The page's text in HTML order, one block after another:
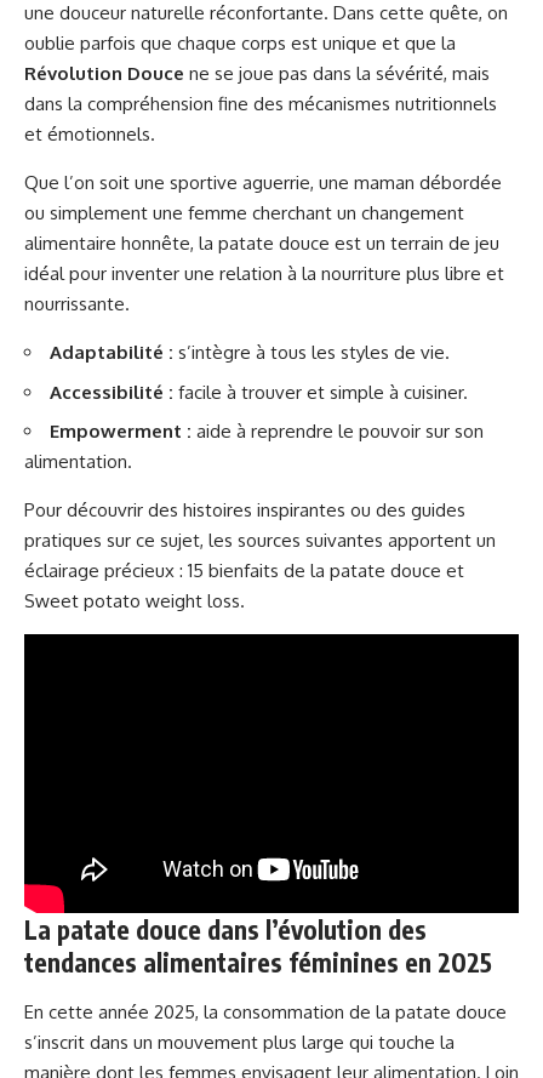
une douceur naturelle réconfortante. Dans cette quête, on
oublie parfois que chaque corps est unique et que la
Révolution Douce ne se joue pas dans la sévérité, mais
dans la compréhension fine des mécanismes nutritionnels
et émotionnels.
Que l’on soit une sportive aguerrie, une maman débordée
ou simplement une femme cherchant un changement
alimentaire honnête, la patate douce est un terrain de jeu
idéal pour inventer une relation à la nourriture plus libre et
nourrissante.
Adaptabilité : s’intègre à tous les styles de vie.
Accessibilité : facile à trouver et simple à cuisiner.
Empowerment : aide à reprendre le pouvoir sur son
alimentation.
Pour découvrir des histoires inspirantes ou des guides
pratiques sur ce sujet, les sources suivantes apportent un
éclairage précieux : 15 bienfaits de la patate douce et
Sweet potato weight loss.
La patate douce dans l’évolution des
tendances alimentaires féminines en 2025
En cette année 2025, la consommation de la patate douce
s’inscrit dans un mouvement plus large qui touche la
manière dont les femmes envisagent leur alimentation. Loin